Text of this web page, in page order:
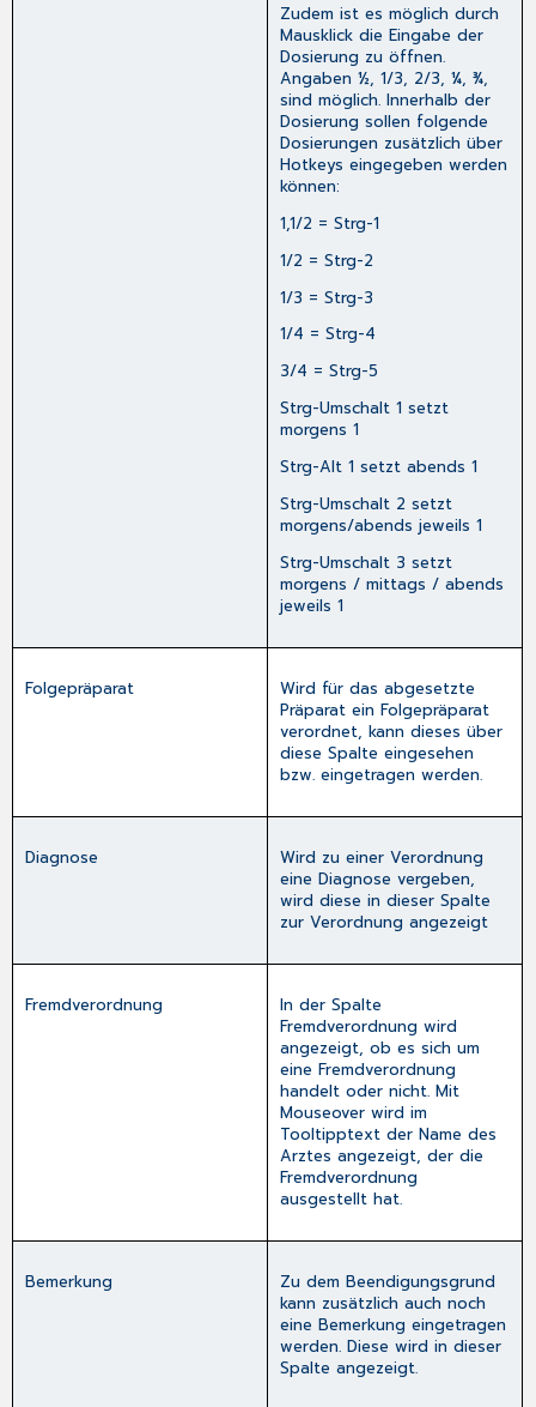
Zudem ist es möglich durch
Mausklick die Eingabe der
Dosierung zu öffnen.
Angaben ½, 1/3, 2/3, ¼, ¾,
sind möglich. Innerhalb der
Dosierung sollen folgende
Dosierungen zusätzlich über
Hotkeys eingegeben werden
können:
1,1/2 =Strg-1
1/2 =Strg-2
1/3 =Strg-3
1/4 =Strg-4
3/4 =Strg-5
Strg-Umschalt 1 setzt
morgens 1
Strg-Alt 1 setzt abends 1
Strg-Umschalt 2 setzt
morgens/abends jeweils 1
Strg-Umschalt 3 setzt
morgens / mittags / abends
jeweils 1
Folgepräparat
Wird für das abgesetzte
Präparat ein Folgepräparat
verordnet, kann dieses über
diese Spalte eingesehen
bzw. eingetragen werden.
Diagnose
Wird zu einer Verordnung
eine Diagnose vergeben,
wird diese in dieser Spalte
zur Verordnung angezeigt
Fremdverordnung
In der Spalte
Fremdverordnung wird
angezeigt, ob es sich um
eine Fremdverordnung
handelt oder nicht. Mit
Mouseover wird im
Tooltipptext der Name des
Arztes angezeigt, der die
Fremdverordnung
ausgestellt hat.
Bemerkung
Zu dem Beendigungsgrund
kann zusätzlich auch noch
eine Bemerkung eingetragen
werden. Diese wird in dieser
Spalte angezeigt.